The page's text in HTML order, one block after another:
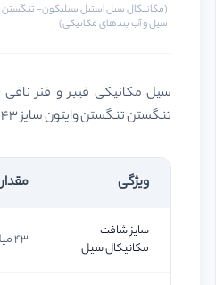
سیل و آب بندهای مکانیکی)
تنگستن تنگستن وایتون سایز 43 میلیمتر
ویژگی مقدار
سایز شافت
مکانیکال سیل
43 میلیمتر